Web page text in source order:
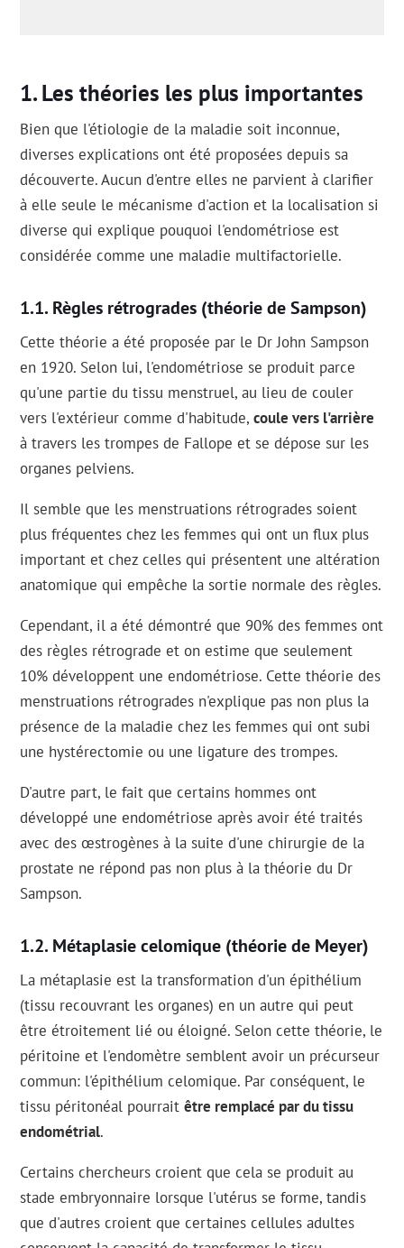
Les théories les plus importantes
Bien que l'étiologie de la maladie soit inconnue,
diverses explications ont été proposées depuis sa
découverte. Aucun d'entre elles ne parvient à clarifier
à elle seule le mécanisme d'action et la localisation si
diverse qui explique pouquoi l'endométriose est
considérée comme une maladie multifactorielle.
Règles rétrogrades (théorie de Sampson)
Cette théorie a été proposée par le Dr John Sampson
en 1920. Selon lui, l'endométriose se produit parce
qu'une partie du tissu menstruel, au lieu de couler
vers l'extérieur comme d'habitude,coule vers l'arrière
à travers les trompes de Fallope et se dépose sur les
organes pelviens.
Il semble que les menstruations rétrogrades soient
plus fréquentes chez les femmes qui ont un flux plus
important et chez celles qui présentent une altération
anatomique qui empêche la sortie normale des règles.
Cependant, il a été démontré que 90% des femmes ont
des règles rétrograde et on estime que seulement
10% développent une endométriose. Cette théorie des
menstruations rétrogrades n'explique pas non plus la
présence de la maladie chez les femmes qui ont subi
une hystérectomie ou une ligature des trompes.
D'autre part, le fait que certains hommes ont
développé une endométriose après avoir été traités
avec des œstrogènes à la suite d'une chirurgie de la
prostate ne répond pas non plus à la théorie du Dr
Sampson.
Métaplasie celomique (théorie de Meyer)
La métaplasie est la transformation d'un épithélium
(tissu recouvrant les organes) en un autre qui peut
être étroitement lié ou éloigné. Selon cette théorie, le
péritoine et l'endomètre semblent avoir un précurseur
commun: l'épithélium celomique. Par conséquent, le
tissu péritonéal pourraitêtre remplacé par du tissu
endométrial.
Certains chercheurs croient que cela se produit au
stade embryonnaire lorsque l'utérus se forme, tandis
que d'autres croient que certaines cellules adultes